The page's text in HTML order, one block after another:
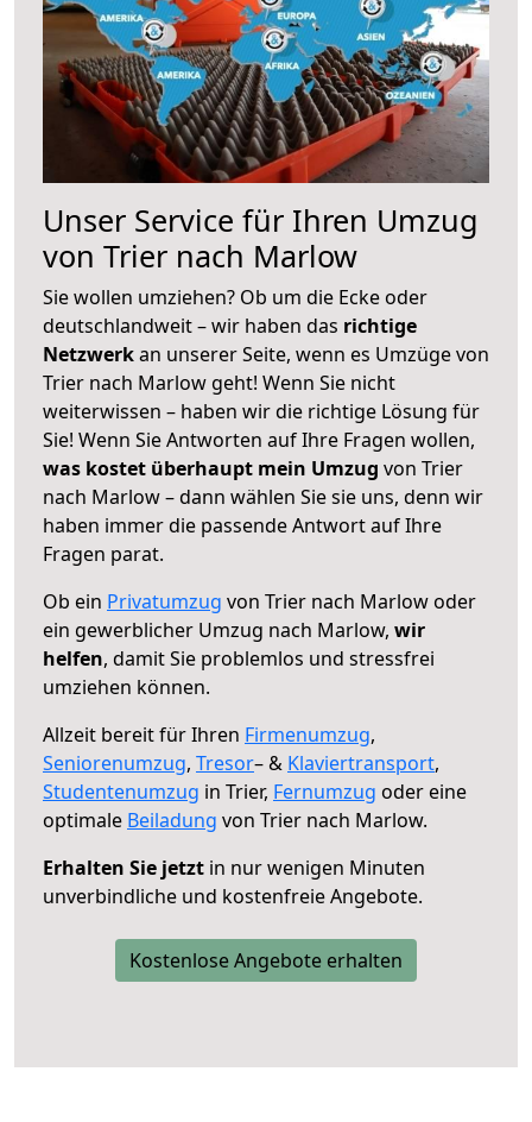
Unser Service für Ihren Umzug
von Trier nach Marlow
Sie wollen umziehen? Ob um die Ecke oder
deutschlandweit – wir haben das richtige
Netzwerkan unserer Seite, wenn es Umzüge von
Trier nach Marlow geht! Wenn Sie nicht
weiterwissen – haben wir die richtige Lösung für
Sie! Wenn Sie Antworten auf Ihre Fragen wollen,
was kostet überhaupt mein Umzug von Trier
nach Marlow – dann wählen Sie sie uns, denn wir
haben immer die passende Antwort auf Ihre
Fragen parat.
Ob ein Privatumzug von Trier nach Marlow oder
ein gewerblicher Umzug nach Marlow, wir
helfen, damit Sie problemlos und stressfrei
umziehen können.
Allzeit bereit für Ihren Firmenumzug,
Seniorenumzug, Tresor– & Klaviertransport,
Studentenumzug in Trier, Fernumzug oder eine
optimale Beiladung von Trier nach Marlow.
Erhalten Sie jetzt in nur wenigen Minuten
unverbindliche und kostenfreie Angebote.
Kostenlose Angebote erhalten